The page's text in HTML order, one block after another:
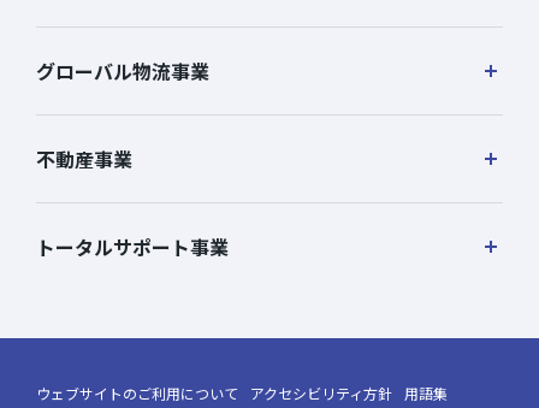
グローバル物流事業
不動産事業
トータルサポート事業
ウェブサイトのご利用について アクセシビリティ方針 用語集